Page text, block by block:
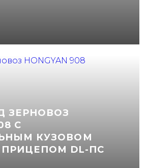
ЗЕРНОВОЗ
С
КУЗОВОМ
DL-ПС